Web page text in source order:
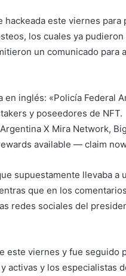
hackeada este viernes para
los cuales ya pudieron
un comunicado para
inglés: «Policía Federal
y poseedores de NFT.
Х Mira Network,
available — claim
supuestamente llevaba a
que en los
redes sociales del
este viernes y fue seguido
activas y los especialistas